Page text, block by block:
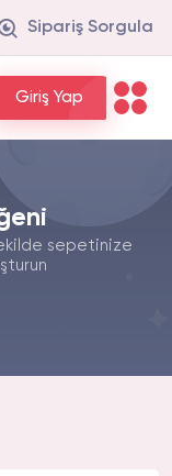
Sipariş Sorgula
Giriş Yap
sepetinize